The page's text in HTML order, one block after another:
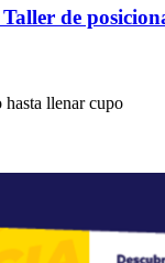
de
llenar cupo